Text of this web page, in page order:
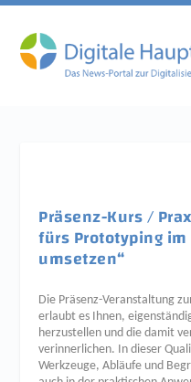
Präsenz-Kurs /
fürs Prototyping
umsetzen“
Die Präsenz-Veranstaltung
erlaubt es Ihnen,
herzustellen und die damit
verinnerlichen. In dieser
Werkzeuge, Abläufe und